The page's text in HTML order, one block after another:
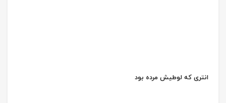
انتری که لوطیش مرده بود